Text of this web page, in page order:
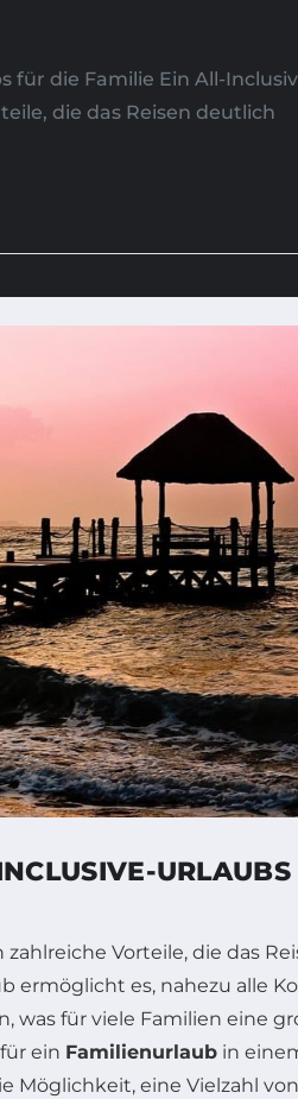
für die Familie Ein All-
die das Reisen deutlich
URLAUBS
Vorteile, die das
ermöglicht es, nahezu alle
was für viele Familien eine
ein Familienurlaub in
Möglichkeit, eine Vielzahl von